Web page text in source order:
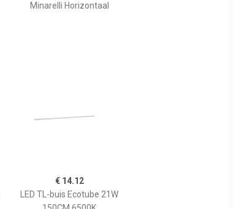
Minarelli Horizontaal
€ 14.12
LED TL-buis Ecotube 21W